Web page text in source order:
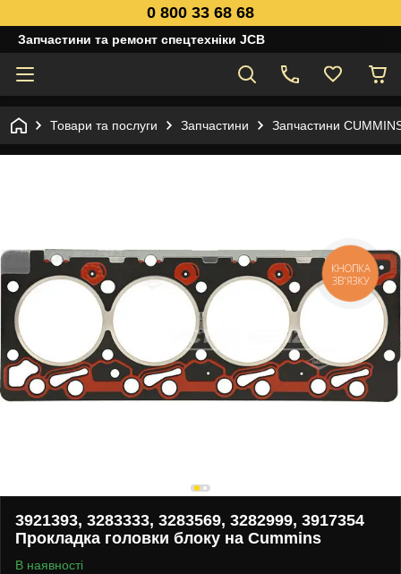
0 800 33 68 68
Запчастини та ремонт спецтехніки JCB
Товари та послуги Запчастини Запчастини
3921393, 3283333, 3283569, 3282999, 3917354
Прокладка головки блоку на Cummins
В наявності
КНОПКА
ЗВ'ЯЗКУ